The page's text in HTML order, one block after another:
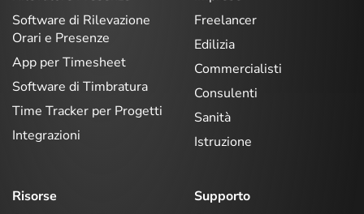
Software di Rilevazione
Orari e Presenze
App per Timesheet
Software di Timbratura
Time Tracker per Progetti
Integrazioni
Freelancer
Edilizia
Commercialisti
Consulenti
Sanità
Istruzione
Risorse
Supporto